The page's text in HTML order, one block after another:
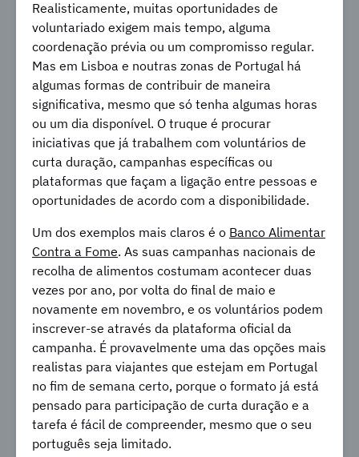
Realisticamente, muitas oportunidades de
voluntariado exigem mais tempo, alguma
coordenação prévia ou um compromisso regular.
Mas em Lisboa e noutras zonas de Portugal há
algumas formas de contribuir de maneira
significativa, mesmo que só tenha algumas horas
ou um dia disponível. O truque é procurar
iniciativas que já trabalhem com voluntários de
curta duração, campanhas específicas ou
plataformas que façam a ligação entre pessoas e
oportunidades de acordo com a disponibilidade.
Um dos exemplos mais claros é o Banco Alimentar
Contra a Fome. As suas campanhas nacionais de
recolha de alimentos costumam acontecer duas
vezes por ano, por volta do final de maio e
novamente em novembro, e os voluntários podem
inscrever-se através da plataforma oficial da
campanha. É provavelmente uma das opções mais
realistas para viajantes que estejam em Portugal
no fim de semana certo, porque o formato já está
pensado para participação de curta duração e a
tarefa é fácil de compreender, mesmo que o seu
português seja limitado.